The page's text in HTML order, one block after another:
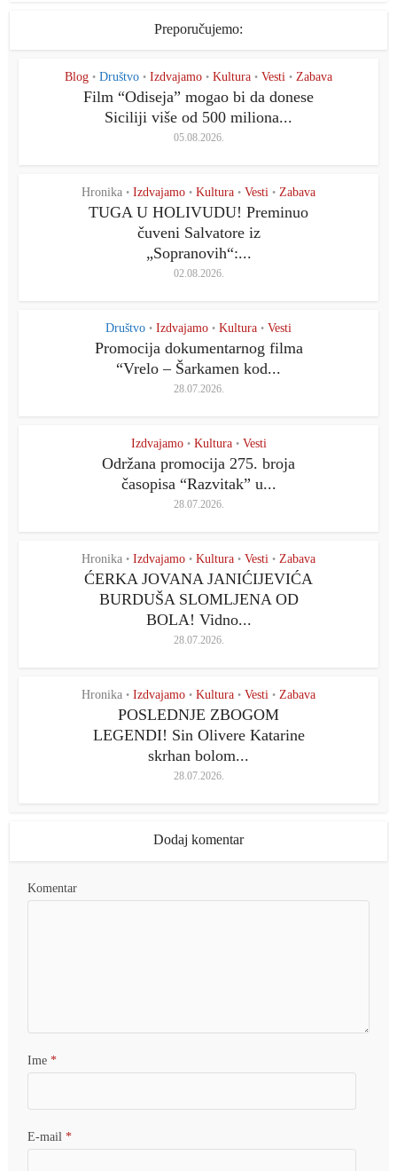
Preporučujemo:
Blog • Društvo • Izdvajamo • Kultura • Vesti • Zabava
Film “Odiseja” mogao bi da donese
Siciliji više od 500 miliona...
05.08.2026.
Hronika • Izdvajamo • Kultura • Vesti • Zabava
TUGA U HOLIVUDU! Preminuo
čuveni Salvatore iz
„Sopranovih“:...
02.08.2026.
Društvo • Izdvajamo • Kultura • Vesti
Promocija dokumentarnog filma
“Vrelo – Šarkamen kod...
28.07.2026.
Izdvajamo • Kultura • Vesti
Održana promocija 275. broja
časopisa “Razvitak” u...
28.07.2026.
Hronika • Izdvajamo • Kultura • Vesti • Zabava
ĆERKA JOVANA JANIĆIJEVIĆA
BURDUŠA SLOMLJENA OD
BOLA! Vidno...
28.07.2026.
Hronika • Izdvajamo • Kultura • Vesti • Zabava
POSLEDNJE ZBOGOM
LEGENDI! Sin Olivere Katarine
skrhan bolom...
28.07.2026.
Dodaj komentar
Komentar
Ime*
E-mail*